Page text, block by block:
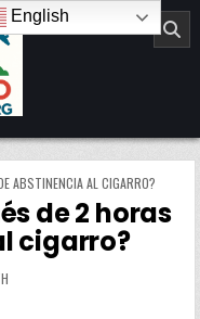
ABSTINENCIA AL CIGARRO?
de 2 horas
cigarro?
English